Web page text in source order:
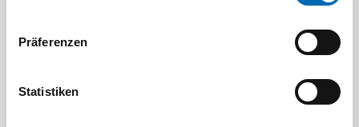
Präferenzen
Statistiken
SELFCLEAN Filtersack SC FIS-CT Bit-